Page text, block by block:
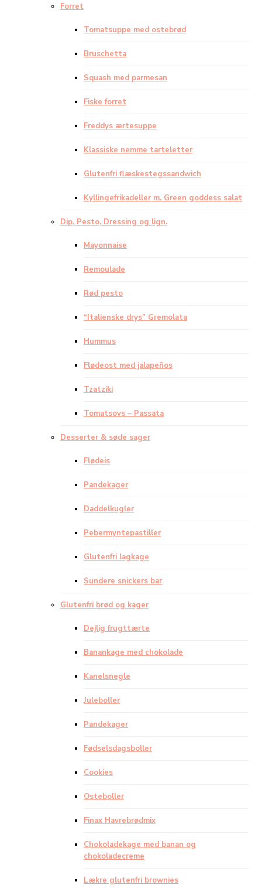
Forret
Tomatsuppe med ostebrød
Bruschetta
Squash med parmesan
Fiske forret
Freddys ærtesuppe
Klassiske nemme tarteletter
Glutenfri flæskestegssandwich
Kyllingefrikadeller m. Green goddess salat
Dip, Pesto, Dressing og lign.
Mayonnaise
Remoulade
Rød pesto
“Italienske drys” Gremolata
Hummus
Flødeost med jalapeños
Tzatziki
Tomatsovs – Passata
Desserter & søde sager
Flødeis
Pandekager
Daddelkugler
Pebermyntepastiller
Glutenfri lagkage
Sundere snickers bar
Glutenfri brød og kager
Dejlig frugttærte
Banankage med chokolade
Kanelsnegle
Juleboller
Pandekager
Fødselsdagsboller
Cookies
Osteboller
Finax Havrebrødmix
Chokoladekage med banan og
chokoladecreme
Lækre glutenfri brownies